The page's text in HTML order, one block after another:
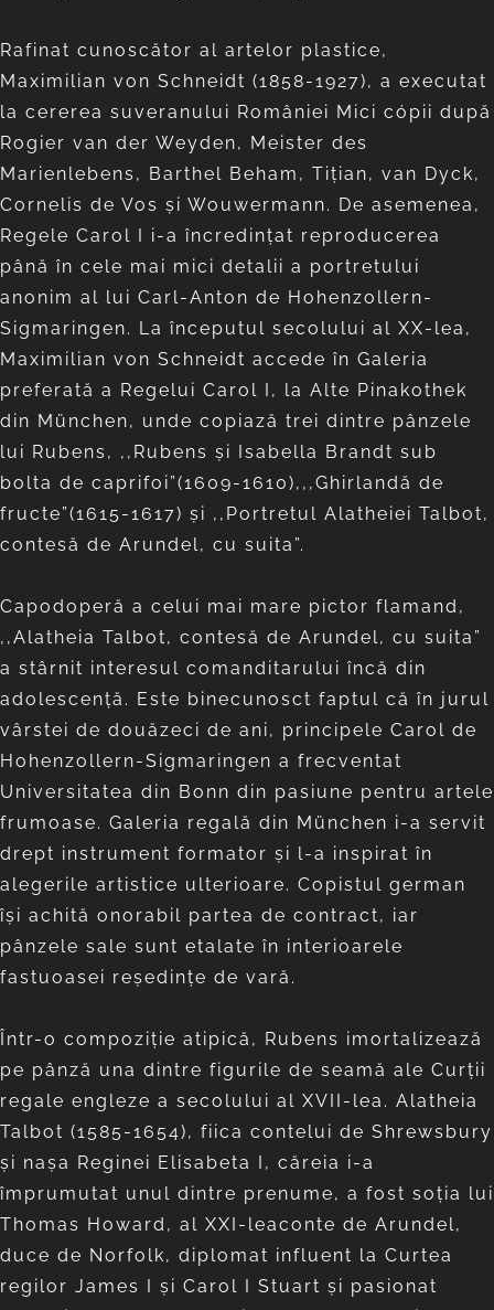
Rafinat cunoscător al artelor plastice,
Maximilian von Schneidt (1858-1927), a executat
la cererea suveranului României Mici cópii după
Rogier van der Weyden, Meister des
Marienlebens, Barthel Beham, Tițian, van Dyck,
Cornelis de Vos și Wouwermann. De asemenea,
Regele Carol I i-a încredințat reproducerea
până în cele mai mici detalii a portretului
anonim al lui Carl-Anton de Hohenzollern-
Sigmaringen. La începutul secolului al XX-lea,
Maximilian von Schneidt accede în Galeria
preferată a Regelui Carol I, la Alte Pinakothek
din München, unde copiază trei dintre pânzele
lui Rubens, ,,Rubens și Isabella Brandt sub
bolta de caprifoi”(1609-1610),,,Ghirlandă de
fructe”(1615-1617) și ,,Portretul Alatheiei Talbot,
contesă de Arundel, cu suita”.
Capodoperă a celui mai mare pictor flamand,
,,Alatheia Talbot, contesă de Arundel, cu suita”
a stârnit interesul comanditarului încă din
adolescență. Este binecunosct faptul că în jurul
vârstei de douăzeci de ani, principele Carol de
Hohenzollern-Sigmaringen a frecventat
Universitatea din Bonn din pasiune pentru artele
frumoase. Galeria regală din München i-a servit
drept instrument formator și l-a inspirat în
alegerile artistice ulterioare. Copistul german
își achită onorabil partea de contract, iar
pânzele sale sunt etalate în interioarele
fastuoasei reședințe de vară.
Într-o compoziție atipică, Rubens imortalizează
pe pânză una dintre figurile de seamă ale Curţii
regale engleze a secolului al XVII-lea. Alatheia
Talbot (1585-1654), fiica contelui de Shrewsbury
și nașa Reginei Elisabeta I, căreia i-a
împrumutat unul dintre prenume, a fost soția lui
Thomas Howard, al XXI-leaconte de Arundel,
duce de Norfolk, diplomat influent la Curtea
regilor James I și Carol I Stuart și pasionat